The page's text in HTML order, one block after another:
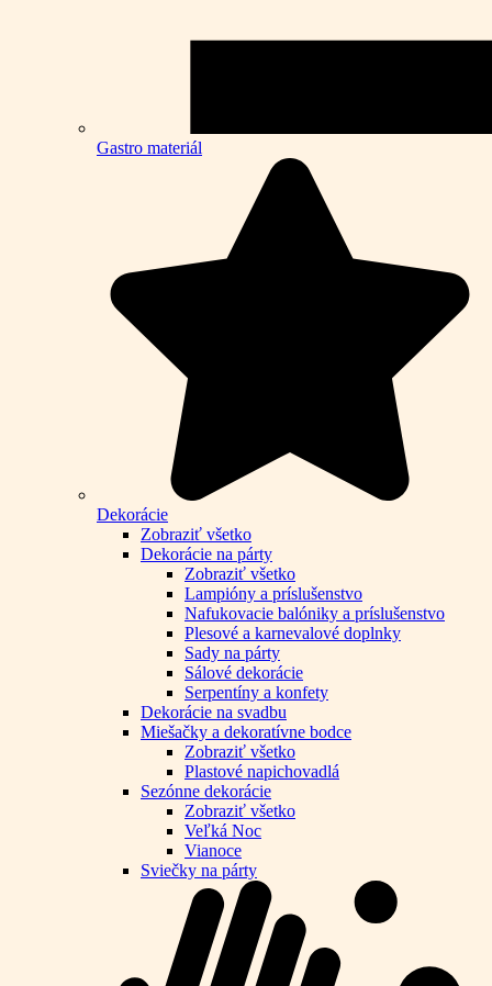
Gastro materiál
Dekorácie
Zobraziť všetko
Dekorácie na párty
Zobraziť všetko
Lampióny a príslušenstvo
Nafukovacie balóniky a príslušenstvo
Plesové a karnevalové doplnky
Sady na párty
Sálové dekorácie
Serpentíny a konfety
Dekorácie na svadbu
Miešačky a dekoratívne bodce
Zobraziť všetko
Plastové napichovadlá
Sezónne dekorácie
Zobraziť všetko
Veľká Noc
Vianoce
Sviečky na párty